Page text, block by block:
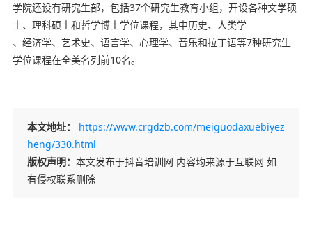
学院还设有研究生部，包括37个研究生教育小组，开设各种文学硕
士、理科硕士和哲学博士学位课程，其中历史、人类学
、经济学、艺术史、语言学、心理学、音乐和拉丁语等7种研究生
学位课程在全美名列前10名。
本文地址：
https://www.crgdzb.com/meiguodaxuebiyez
heng/330.html
版权声明： 本文发布于抖音培训网 内容均来源于互联网 如
有侵权联系删除